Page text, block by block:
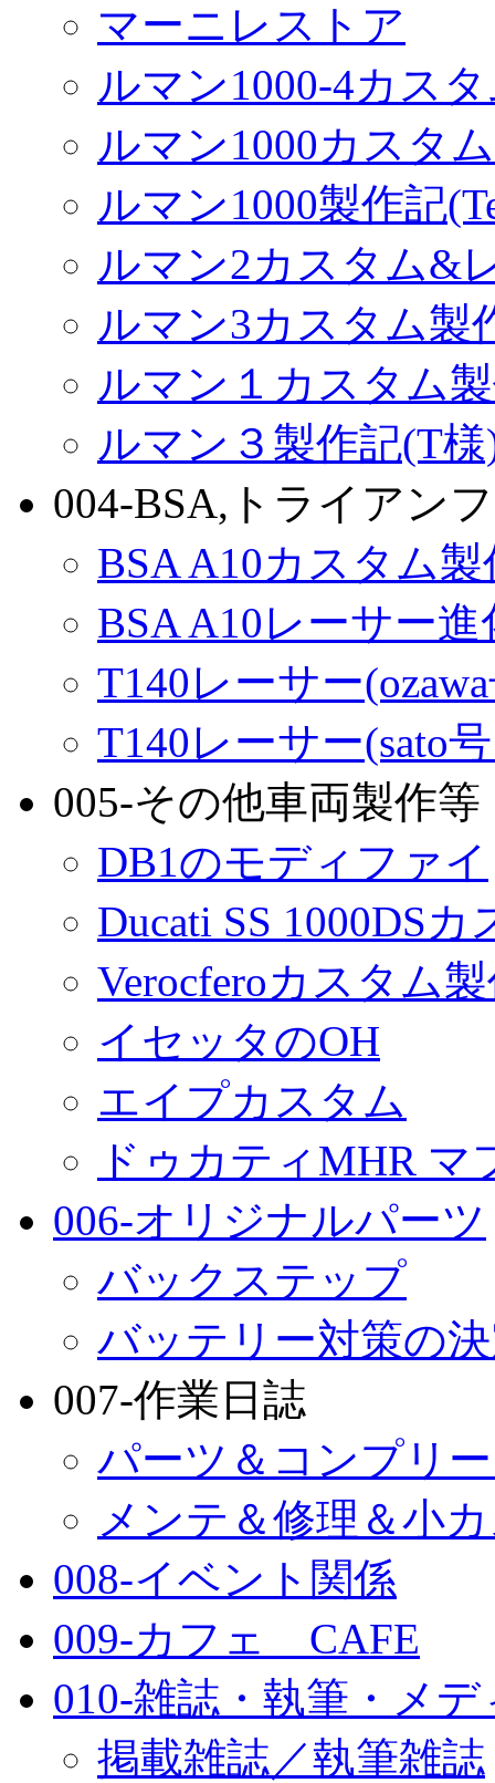
マーニレストア
ルマン1000-4カス
ルマン1000カスタ
ルマン1000製作記
ルマン2カスタム&
ルマン3カスタム製
ルマン１カスタム
ルマン３製作記(T様
004-BSA,トライアンフ
BSA A10カスタム製
BSA A10レーサー進
T140レーサー
T140レーサー(sato
005-その他車両製作等
DB1のモディファイ
Ducati SS 1000DSカ
Verocferoカスタム
イセッタのOH
エイプカスタム
ドゥカティMHR マ
006-オリジナルパーツ
バックステップ
バッテリー対策の
007-作業日誌
パーツ＆コンプリ
メンテ＆修理＆小
008-イベント関係
009-カフェ CAFE
010-雑誌・執筆・メ
掲載雑誌／執筆雑誌